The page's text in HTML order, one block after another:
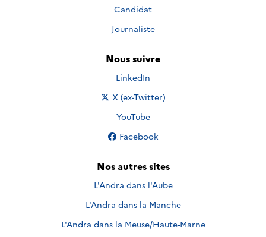
Candidat
Journaliste
Nous suivre
Nous suivre sur
LinkedIn
Nous suivre sur
X (ex-Twitter)
Nous suivre sur
YouTube
Nous suivre sur
Facebook
Nos autres sites
L'Andra dans l'Aube
L'Andra dans la Manche
L'Andra dans la Meuse/Haute-Marne